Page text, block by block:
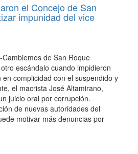
el Concejo de San
impunidad del vice
de San Roque
escándalo cuando impidieron
complicidad con el suspendido y
el macrista José Altamirano,
juicio oral por corrupción.
de nuevas autoridades del
motivar más denuncias por